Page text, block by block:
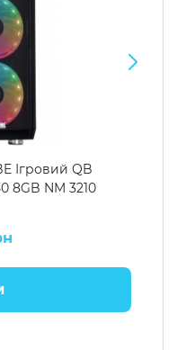
Ігровий QB
8GB NM 3210